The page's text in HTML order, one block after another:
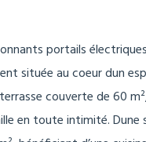
portails
située au coeur dun
couverte de 60
en toute intimité. Dune